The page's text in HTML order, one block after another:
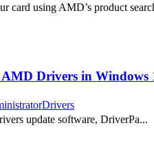
card using AMD’s product
Drivers in Windows
Drivers
update software, DriverPa...